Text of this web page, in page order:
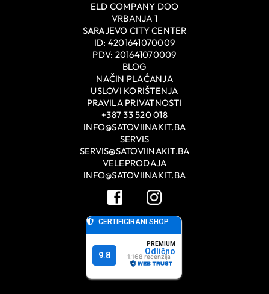
ELD COMPANY DOO
VRBANJA 1
SARAJEVO CITY CENTER
ID: 4201641070009
PDV: 201641070009
BLOG
NAČIN PLAĆANJA
USLOVI KORIŠTENJA
PRAVILA PRIVATNOSTI
+387 33 520 018
INFO@SATOVIINAKIT.BA
SERVIS
SERVIS@SATOVIINAKIT.BA
VELEPRODAJA
INFO@SATOVIINAKIT.BA